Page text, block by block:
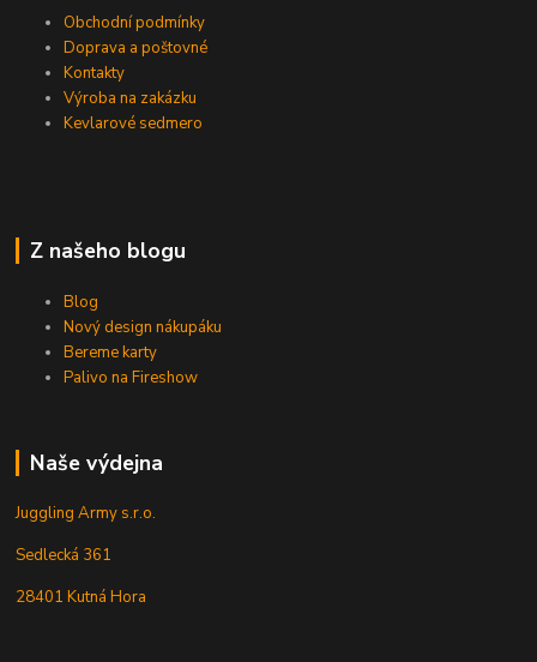
Obchodní podmínky
Doprava a poštovné
Kontakty
Výroba na zakázku
Kevlarové sedmero
Z našeho blogu
Blog
Nový design nákupáku
Bereme karty
Palivo na Fireshow
Naše výdejna
Juggling Army s.r.o.
Sedlecká 361
28401 Kutná Hora